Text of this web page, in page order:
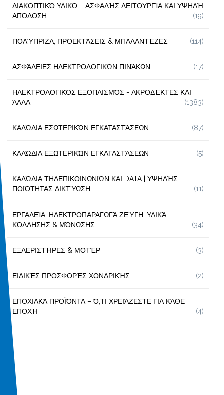
ΔΙΑΚΟΠΤΙΚΌ ΥΛΙΚΌ – ΑΣΦΑΛΉΣ ΛΕΙΤΟΥΡΓΊΑ ΚΑΙ ΥΨΗΛΉ
ΑΠΌΔΟΣΗ
(19)
ΠΟΛΎΠΡΙΖΑ, ΠΡΟΕΚΤΆΣΕΙΣ & ΜΠΑΛΑΝΤΈΖΕΣ (114)
ΑΣΦΆΛΕΙΕΣ ΗΛΕΚΤΡΟΛΟΓΙΚΏΝ ΠΙΝΆΚΩΝ (17)
ΗΛΕΚΤΡΟΛΟΓΙΚΌΣ ΕΞΟΠΛΙΣΜΌΣ - ΑΚΡΟΔΈΚΤΕΣ ΚΑΙ
ΆΛΛΑ
(1383)
ΚΑΛΏΔΙΑ ΕΣΩΤΕΡΙΚΏΝ ΕΓΚΑΤΑΣΤΆΣΕΩΝ (87)
ΚΑΛΏΔΙΑ ΕΞΩΤΕΡΙΚΏΝ ΕΓΚΑΤΑΣΤΆΣΕΩΝ (5)
ΚΑΛΏΔΙΑ ΤΗΛΕΠΙΚΟΙΝΩΝΙΏΝ ΚΑΙ DATA | ΥΨΗΛΉΣ
ΠΟΙΌΤΗΤΑΣ ΔΙΚΤΎΩΣΗ
(11)
ΕΡΓΑΛΕΊΑ, ΗΛΕΚΤΡΟΠΑΡΑΓΩΓΆ ΖΕΎΓΗ, ΥΛΙΚΆ
ΚΌΛΛΗΣΗΣ & ΜΌΝΩΣΗΣ
(34)
ΕΞΑΕΡΙΣΤΉΡΕΣ & ΜΟΤΈΡ (3)
ΕΙΔΙΚΈΣ ΠΡΟΣΦΟΡΈΣ ΧΟΝΔΡΙΚΉΣ (2)
ΕΠΟΧΙΑΚΆ ΠΡΟΪΌΝΤΑ – Ό,ΤΙ ΧΡΕΙΆΖΕΣΤΕ ΓΙΑ ΚΆΘΕ
ΕΠΟΧΉ
(4)